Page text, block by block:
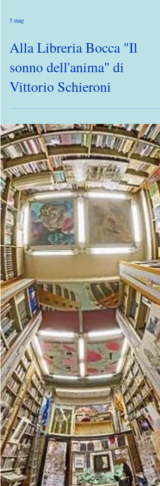
Alla Libreria Bocca "Il
sonno dell'anima" di
Vittorio Schieroni